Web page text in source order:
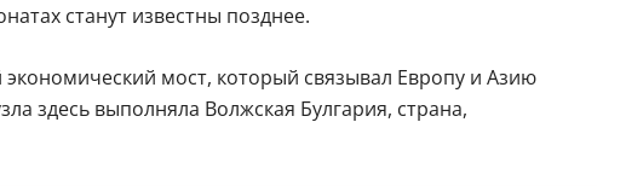
станут известны позднее.
мост, который связывал Европу и Азию
здесь выполняла Волжская Булгария, страна,